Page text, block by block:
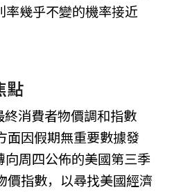
幾乎不變的機率接近
點
終消費者物價調和指數
面因假期無重要數據發
周四公佈的美國第三季
價指數，以尋找美國經濟